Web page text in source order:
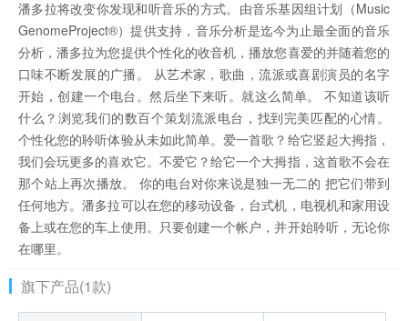
潘多拉将改变你发现和听音乐的方式。由音乐基因组计划（Music
GenomeProject®）提供支持，音乐分析是迄今为止最全面的音乐
分析，潘多拉为您提供个性化的收音机，播放您喜爱的并随着您的
口味不断发展的广播。 从艺术家，歌曲，流派或喜剧演员的名字
开始，创建一个电台。然后坐下来听。就这么简单。 不知道该听
什么？浏览我们的数百个策划流派电台，找到完美匹配的心情。
个性化您的聆听体验从未如此简单。爱一首歌？给它竖起大拇指，
我们会玩更多的喜欢它。不爱它？给它一个大拇指，这首歌不会在
那个站上再次播放。 你的电台对你来说是独一无二的 把它们带到
任何地方。潘多拉可以在您的移动设备，台式机，电视机和家用设
备上或在您的车上使用。只要创建一个帐户，并开始聆听，无论你
在哪里。
旗下产品(1款)